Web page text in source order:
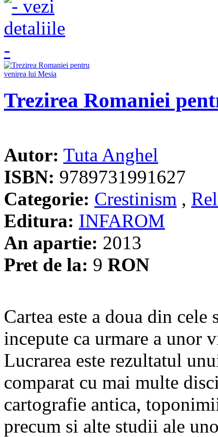
Trezirea Romaniei
Autor: Tuta Anghel
ISBN: 9789731991627
Categorie: Crestinism ,
Editura: INFAROM
An apartie: 2013
Pret de la: 9 RON
Cartea este a doua din
incepute ca urmare a unor
Lucrarea este rezultatul
comparat cu mai multe
cartografie antica,
precum si alte studii ale